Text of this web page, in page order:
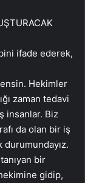
ifade ederek,
Hekimler
zaman tedavi
insanlar. Biz
da olan bir iş
bir
gidip,